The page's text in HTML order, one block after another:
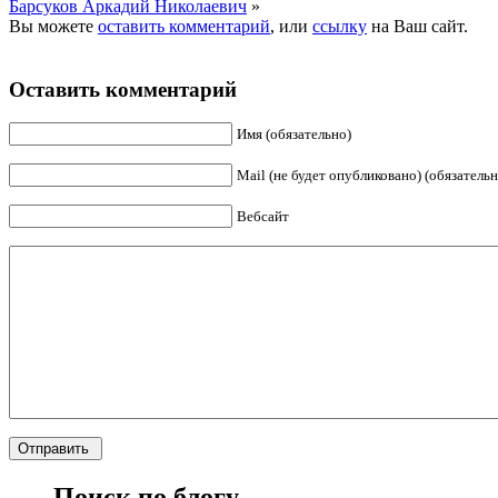
Барсуков Аркадий Николаевич »
Вы можете оставить комментарий, или ссылку на Ваш сайт.
Оставить комментарий
Имя (обязательно)
Mail (не будет опубликовано)
Вебсайт